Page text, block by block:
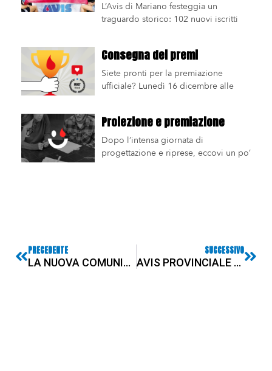
L’Avis di Mariano festeggia un
traguardo storico: 102 nuovi iscritti
Consegna dei premi
Siete pronti per la premiazione
ufficiale? Lunedì 16 dicembre alle
Proiezione e premiazione
Dopo l’intensa giornata di
progettazione e riprese, eccovi un po’
PRECEDENTE
LA NUOVA COMUNICAZIONE DI AVIS PROVINCIALE COMO
SUCCESSIVO
AVIS PROVINCIALE COMO ALL’IIS JEAN MONNET